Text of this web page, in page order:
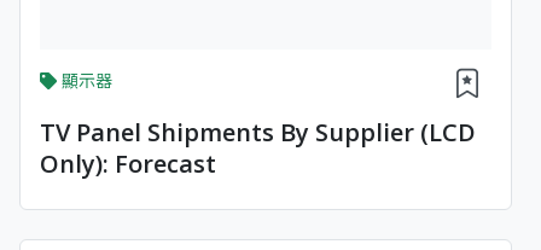
顯示器
TV Panel Shipments By Supplier (LCD
Only): Forecast